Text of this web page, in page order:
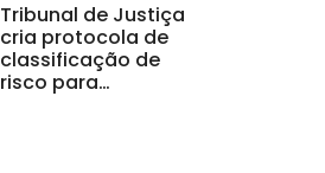
Tribunal de Justiça
cria protocola de
classificação de
risco para